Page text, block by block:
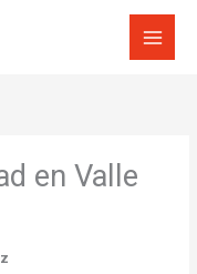
en Valle